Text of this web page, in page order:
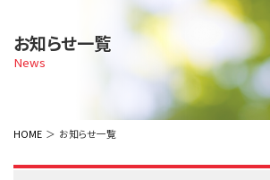
About Cancer Information Japan
ご利用規約
お問い合わせ
がんの種類
泌尿器
内分泌
最新がん情報
お知らせ一覧
News
HOME お知らせ一覧